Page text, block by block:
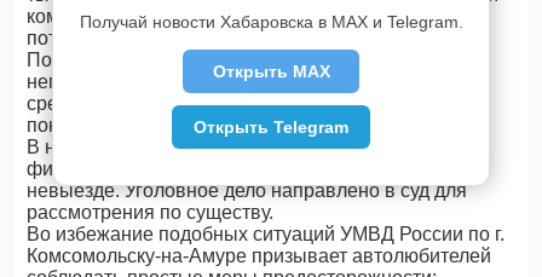
компрессор они продали неизвестному, а деньги
потратили на личные нужды.
По всем эпизодам краж из автомобилей и
неправомерном завладении транспортными
средствами обвиняемые дали признательные
показания.
В настоящее время в отношении всех троих
фигурантов избрана мера пресечения - подписка о
невыезде. Уголовное дело направлено в суд для
рассмотрения по существу.
Во избежание подобных ситуаций УМВД России по г.
Комсомольску-на-Амуре призывает автолюбителей
Получай новости Хабаровска в MAX и Telegram.
Открыть MAX
Открыть Telegram